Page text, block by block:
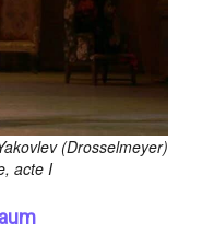
(Drosselmeyer)
acte I